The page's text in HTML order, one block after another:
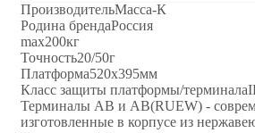
ПроизводительМасса-К
Родина брендаРоссия
max200кг
Точность20/50г
Платформа520x395мм
Класс защиты платформы/
Терминалы АВ и AB(RUEW) -
изготовленные в корпусе из